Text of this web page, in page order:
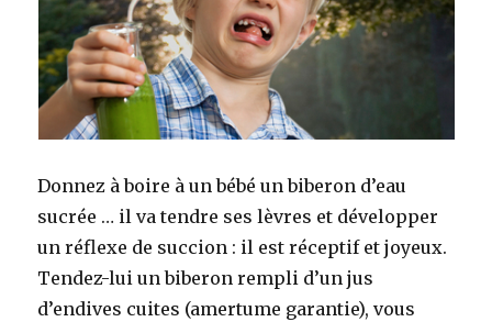
Donnez à boire à un bébé un biberon d’eau
sucrée … il va tendre ses lèvres et développer
un réflexe de succion : il est réceptif et joyeux.
Tendez-lui un biberon rempli d’un jus
d’endives cuites (amertume garantie), vous